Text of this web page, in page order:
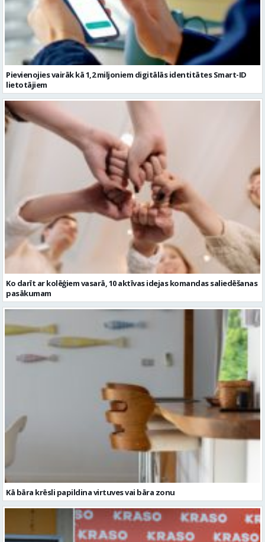
Pievienojies vairāk kā 1,2 miljoniem digitālās identitātes Smart-ID
lietotājiem
Ko darīt ar kolēģiem vasarā, 10 aktīvas idejas komandas saliedēšanas
pasākumam
Kā bāra krēsli papildina virtuves vai bāra zonu